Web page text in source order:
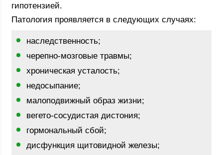
гипотензией.
Патология проявляется в следующих случаях:
наследственность;
черепно-мозговые травмы;
хроническая усталость;
недосыпание;
малоподвижный образ жизни;
вегето-сосудистая дистония;
гормональный сбой;
дисфункция щитовидной железы;